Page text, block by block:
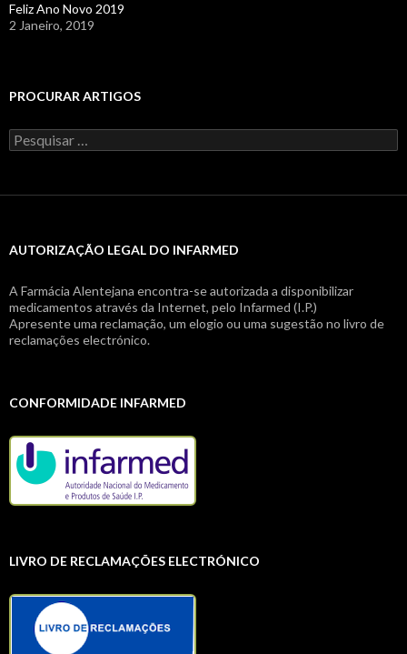
Feliz Ano Novo 2019
2 Janeiro, 2019
PROCURAR ARTIGOS
Pesquisar
por:
AUTORIZAÇÃO LEGAL DO INFARMED
A Farmácia Alentejana encontra-se autorizada a disponibilizar
medicamentos através da Internet, pelo Infarmed (I.P.)
Apresente uma reclamação, um elogio ou uma sugestão no livro de
reclamações electrónico.
CONFORMIDADE INFARMED
LIVRO DE RECLAMAÇÕES ELECTRÓNICO